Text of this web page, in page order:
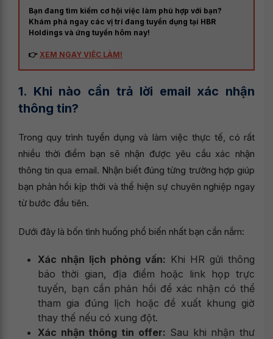
Bạn đang tìm kiếm cơ hội việc làm phù hợp với bạn?
Khám phá ngay các vị trí đang tuyển dụng tại HBR
Holdings và ứng tuyển hôm nay!
👉 XEM NGAY VIỆC LÀM!
1. Khi nào cần trả lời email xác nhận
thông tin?
Trong quy trình tuyển dụng và làm việc thực tế, có rất
nhiều thời điểm bạn sẽ nhận được yêu cầu xác nhận
thông tin qua email. Nhận biết đúng từng trường hợp giúp
bạn phản hồi kịp thời và thể hiện sự chuyên nghiệp ngay
từ bước đầu tiên.
Dưới đây là bốn tình huống phổ biến nhất bạn cần nắm:
Xác nhận lịch phỏng vấn: Khi HR gửi thông
báo thời gian, địa điểm hoặc link họp trực
tuyến, bạn cần phản hồi để xác nhận có thể
tham gia đúng lịch hoặc đề xuất khung giờ
thay thế nếu có xung đột.
Xác nhận thông tin offer: Sau khi nhận thư